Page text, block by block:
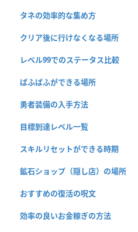
タネの効率的な集め方
クリア後に行けなくなる場所
レベル99でのステータス比較
ぱふぱふができる場所
勇者装備の入手方法
目標到達レベル一覧
スキルリセットができる時期
鉱石ショップ（隠し店）の場所
おすすめの復活の呪文
効率の良いお金稼ぎの方法